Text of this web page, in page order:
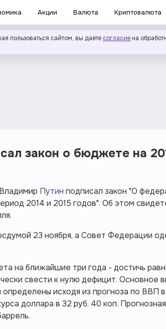
Акции Валюта Криптовалюта
пользоваться сайтом, вы даёте согласие на
закон о бюджете на
Путин подписал закон "О
2014 и 2015 годов". Об этом
23 ноября, а Совет Федерации
на ближайшие три года - достичь
свести к нулю дефицит. Основное
определены исходя из прогноза по ВВП
доллара в 32 руб. 40 коп.